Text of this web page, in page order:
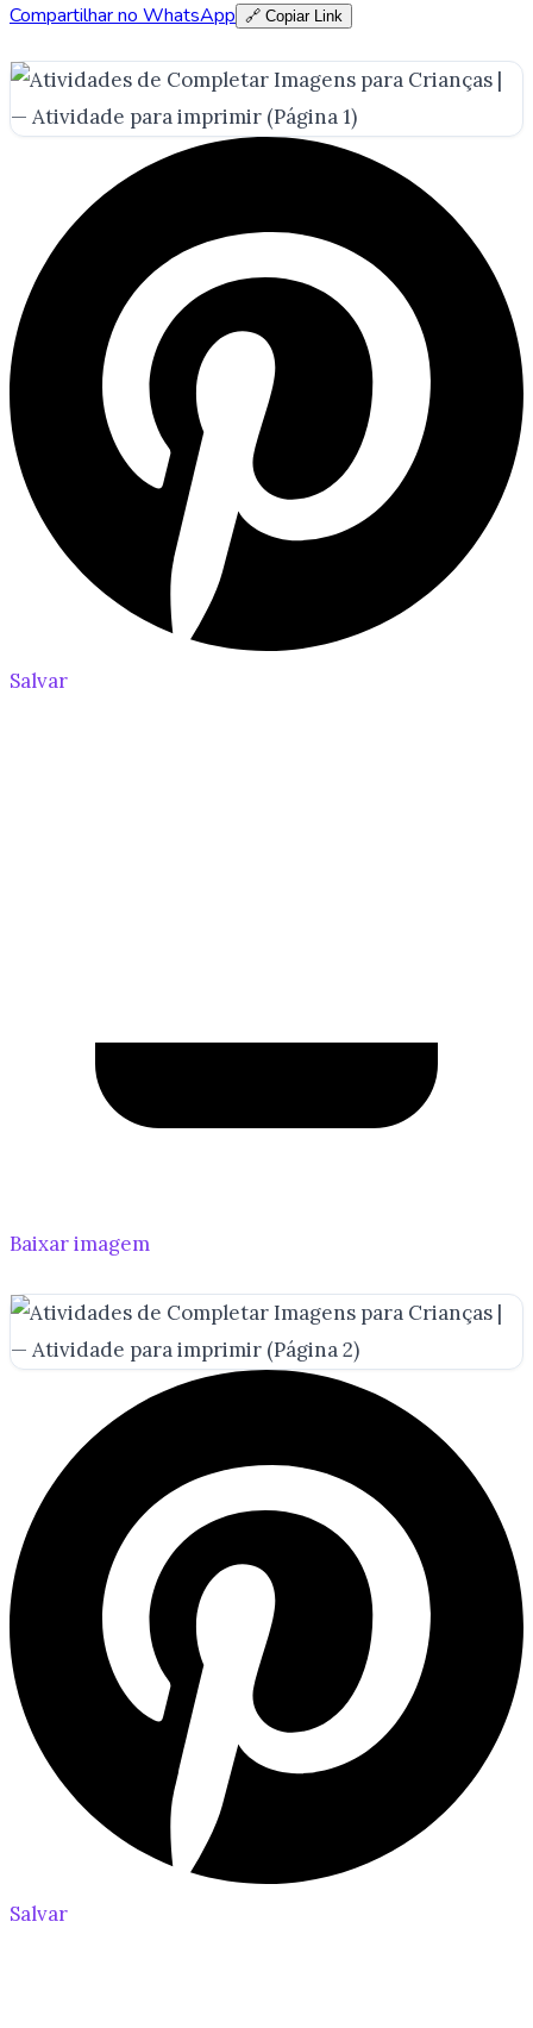
Compartilhar no WhatsApp 🔗 Copiar Link
Salvar
Baixar imagem
Salvar